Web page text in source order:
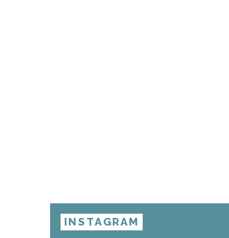
INSTAGRAM